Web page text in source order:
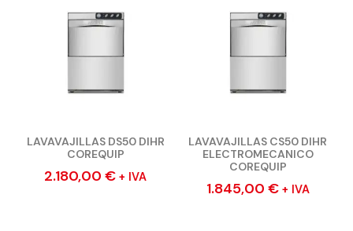
LAVAVAJILLAS DS50 DIHR
COREQUIP
2.180,00 € + IVA
LAVAVAJILLAS CS50 DIHR
ELECTROMECANICO
COREQUIP
1.845,00 € + IVA